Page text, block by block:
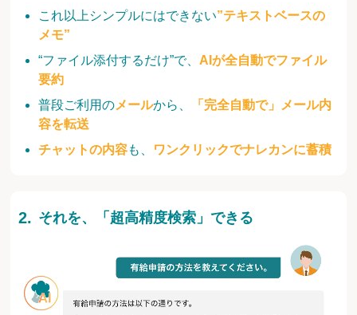
これ以上シンプルにはできない”テキストベースの
メモ”
“ファイル添付するだけ”で、 AIが全自動でファイル
要約
普段ご利用のメールから、
「完全自動で」メール内
容を転送
チャットの内容も、 ワンクリックでナレカンに蓄積
それを、「超高精度検索」できる